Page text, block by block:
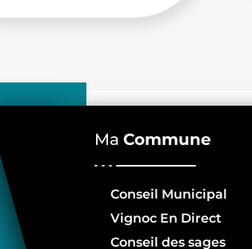
Ma Commune
Conseil Municipal
Vignoc En Direct
Conseil des sages